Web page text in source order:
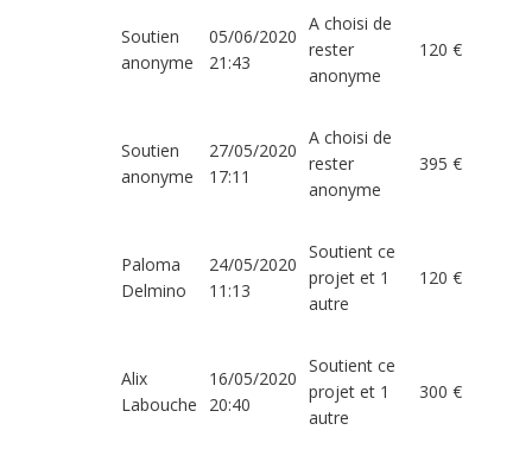
Soutien
anonyme
05/06/2020
21:43
A choisi de
rester
anonyme
120 €
Soutien
anonyme
27/05/2020
17:11
A choisi de
rester
anonyme
395 €
Paloma
Delmino
24/05/2020
11:13
Soutient ce
projet et 1
autre
120 €
Alix
Labouche
16/05/2020
20:40
Soutient ce
projet et 1
autre
300 €